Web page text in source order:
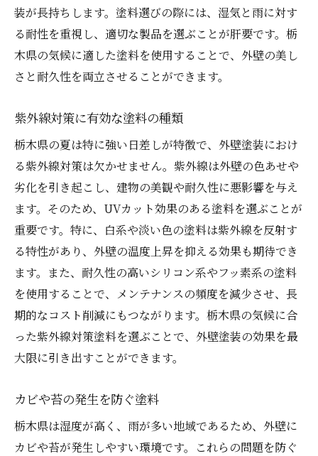
装が長持ちします。塗料選びの際には、湿気と雨に対す
る耐性を重視し、適切な製品を選ぶことが肝要です。栃
木県の気候に適した塗料を使用することで、外壁の美し
さと耐久性を両立させることができます。
紫外線対策に有効な塗料の種類
栃木県の夏は特に強い日差しが特徴で、外壁塗装におけ
る紫外線対策は欠かせません。紫外線は外壁の色あせや
劣化を引き起こし、建物の美観や耐久性に悪影響を与え
ます。そのため、UVカット効果のある塗料を選ぶことが
重要です。特に、白系や淡い色の塗料は紫外線を反射す
る特性があり、外壁の温度上昇を抑える効果も期待でき
ます。また、耐久性の高いシリコン系やフッ素系の塗料
を使用することで、メンテナンスの頻度を減少させ、長
期的なコスト削減にもつながります。栃木県の気候に合
った紫外線対策塗料を選ぶことで、外壁塗装の効果を最
大限に引き出すことができます。
カビや苔の発生を防ぐ塗料
栃木県は湿度が高く、雨が多い地域であるため、外壁に
カビや苔が発生しやすい環境です。これらの問題を防ぐ